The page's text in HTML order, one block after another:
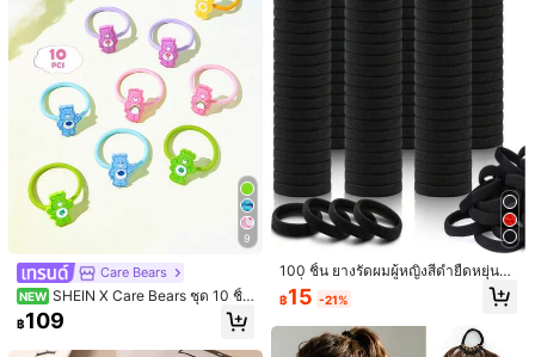
9
Care Bears
NEW SHEIN X Care Bears ชุด 10 ชิ้น
แหวนผมการ์ตูนน่ารักสีลูกกวาด เชือกผ
มผู้หญิง ยางยืดไม่ทำลายผม ยางรัดผม
สำหรับมัดผมหางม้า สีเขียว ชมพู
฿109
100 ชิ้น ยางรัดผมผู้หญิงสีดำยืดหยุ่นสู
ง, ที่รัดผมหางม้าสไตล์เกาหลีไร้รอยต่อ,
ยางรัดผมพื้นฐานทนทาน, อุปกรณ์เสริม
฿15 -21%